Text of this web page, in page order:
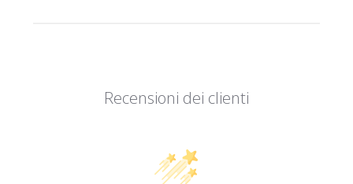
Recensioni dei clienti